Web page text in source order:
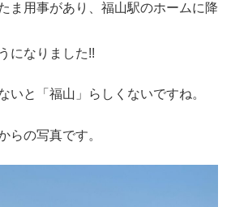
ま用事があり、福山駅のホームに降
になりました!!
いと「福山」らしくないですね。
らの写真です。